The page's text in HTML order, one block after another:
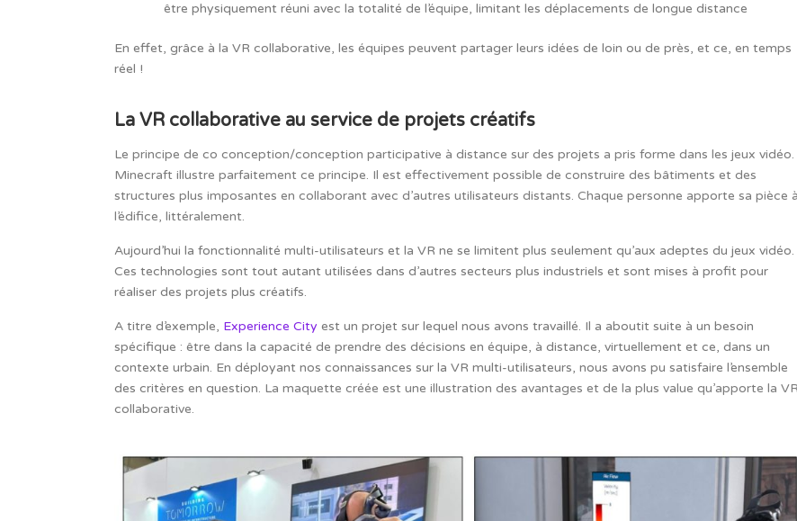
être physiquement réuni avec la totalité de l’équipe, limitant les déplacements de longue distance
En effet, grâce à la VR collaborative, les équipes peuvent partager leurs idées de loin ou de près, et ce, en temps
réel !
La VR collaborative au service de projets créatifs
Le principe de co conception/conception participative à distance sur des projets a pris forme dans les jeux vidéo.
Minecraft illustre parfaitement ce principe. Il est effectivement possible de construire des bâtiments et des
structures plus imposantes en collaborant avec d’autres utilisateurs distants. Chaque personne apporte sa pièce à
l’édifice, littéralement.
Aujourd’hui la fonctionnalité multi-utilisateurs et la VR ne se limitent plus seulement qu’aux adeptes du jeux vidéo.
Ces technologies sont tout autant utilisées dans d’autres secteurs plus industriels et sont mises à profit pour
réaliser des projets plus créatifs.
A titre d’exemple, Experience City est un projet sur lequel nous avons travaillé. Il a aboutit suite à un besoin
spécifique : être dans la capacité de prendre des décisions en équipe, à distance, virtuellement et ce, dans un
contexte urbain. En déployant nos connaissances sur la VR multi-utilisateurs, nous avons pu satisfaire l’ensemble
des critères en question. La maquette créée est une illustration des avantages et de la plus value qu’apporte la VR
collaborative.